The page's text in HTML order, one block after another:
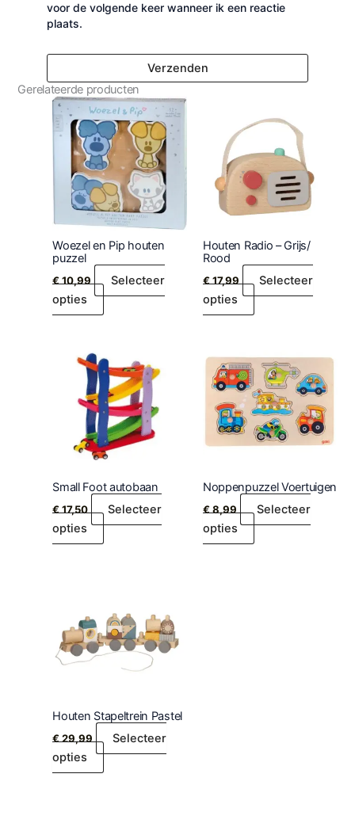
voor de volgende keer wanneer ik een reactie
plaats.
Gerelateerde producten
Woezel en Pip houten
puzzel
€10,99
Selecteer
opties
Houten Radio – Grijs/
Rood
€17,99
Selecteer
opties
Small Foot autobaan
€17,50
Selecteer
opties
Noppenpuzzel Voertuigen
€8,99
Selecteer
opties
Houten Stapeltrein Pastel
€29,99
Selecteer
opties